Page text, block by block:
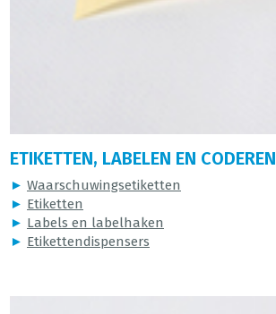
ETIKETTEN, LABELEN EN CODEREN
► Waarschuwingsetiketten
► Etiketten
► Labels en labelhaken
► Etikettendispensers